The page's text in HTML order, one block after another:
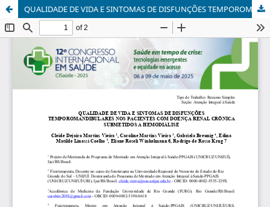
QUALIDADE DE VIDA E SINTOMAS DE DISFUNÇÕES TEMPOROMANDIBULARES NOS PACIENTES COM DOENÇA RENAL CRÔNICA SUBMETIDOS A HEMODIÁLISE